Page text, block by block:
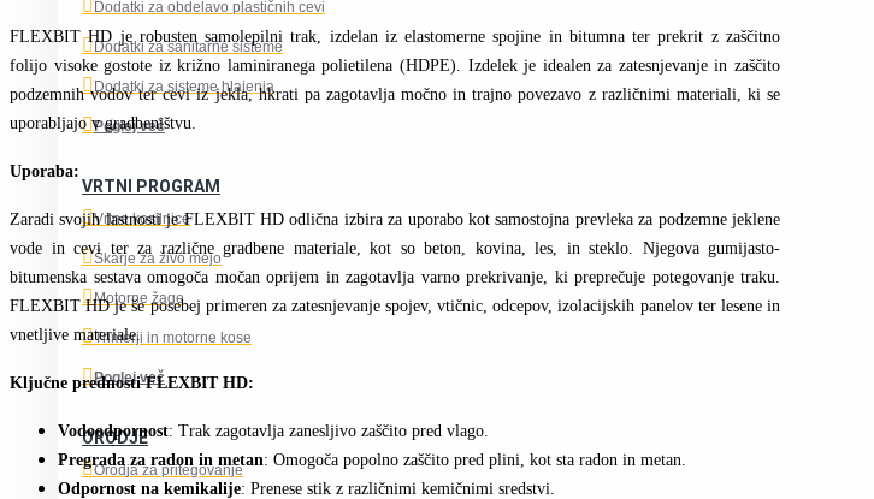
Dodatki za obdelavo plastičnih cevi
Dodatki za sanitarne sisteme
Dodatki za sisteme hlajenja
Poglej več
VRTNI PROGRAM
Vrtne kosilnice
Škarje za živo mejo
Motorne žage
Trimerji in motorne kose
Poglej več
ORODJE
Orodja za pritegovanje
FLEXBIT HD je robusten samolepilni trak, izdelan iz elastomerne spojine in bitumna ter prekrit z zaščitno
folijo visoke gostote iz križno laminiranega polietilena (HDPE). Izdelek je idealen za zatesnjevanje in zaščito
podzemnih vodov ter cevi iz jekla, hkrati pa zagotavlja močno in trajno povezavo z različnimi materiali, ki se
uporabljajo v gradbeništvu.
Uporaba:
Zaradi svojih lastnosti je FLEXBIT HD odlična izbira za uporabo kot samostojna prevleka za podzemne jeklene
vode in cevi ter za različne gradbene materiale, kot so beton, kovina, les, in steklo. Njegova gumijasto-
bitumenska sestava omogoča močan oprijem in zagotavlja varno prekrivanje, ki preprečuje potegovanje traku.
FLEXBIT HD je še posebej primeren za zatesnjevanje spojev, vtičnic, odcepov, izolacijskih panelov ter lesene in
vnetljive materiale.
Ključne prednosti FLEXBIT HD:
Vodoodpornost: Trak zagotavlja zanesljivo zaščito pred vlago.
Pregrada za radon in metan: Omogoča popolno zaščito pred plini, kot sta radon in metan.
Odpornost na kemikalije: Prenese stik z različnimi kemičnimi sredstvi.